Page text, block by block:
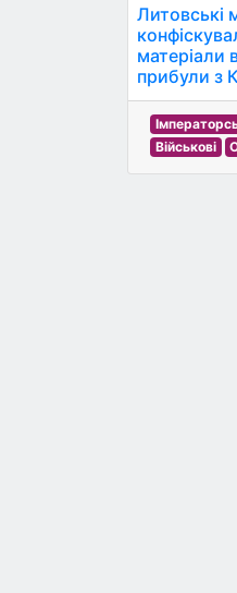
Литовські
матеріали
прибули з
Військові